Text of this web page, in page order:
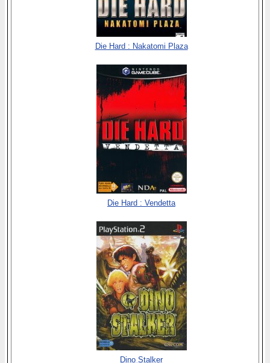
Die Hard : Nakatomi Plaza
Die Hard : Vendetta
Dino Stalker